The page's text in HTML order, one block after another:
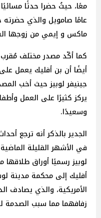
عامًا صامويل والذي حضرته
ماكس و إيمي من زوجها
كما أكّد مصدر مختلف مُقرب
أيضًا أن بن أفليك يعمل
يركز كثيرًا على العمل
وسعيدًا.
الجدير بالذكر أنه ترجع
في الأشهر القليلة
لوبيز رسميًا أوراق
أفليك إلى محكمة مدينة
الأمريكية، والذي يصادف
زفافهما مما سبب الصدمة